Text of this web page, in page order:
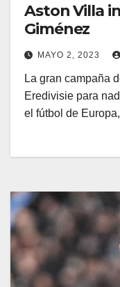
Aston Villa
Giménez
MAYO 2, 2023
La gran campaña
Eredivisie para
el fútbol de